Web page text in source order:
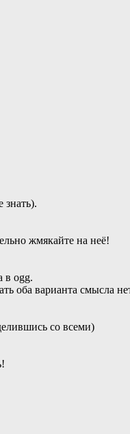
знать).
жмякайте на неё!
в ogg.
оба варианта смысла
со всеми)